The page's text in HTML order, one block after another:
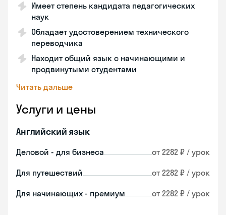
Имеет степень кандидата педагогических
наук
Обладает удостоверением технического
переводчика
Находит общий язык с начинающими и
продвинутыми студентами
Читать дальше
Услуги и цены
Английский язык
Деловой - для бизнеса от 2282 ₽ / урок
Для путешествий от 2282 ₽ / урок
Для начинающих - премиум от 2282 ₽ / урок